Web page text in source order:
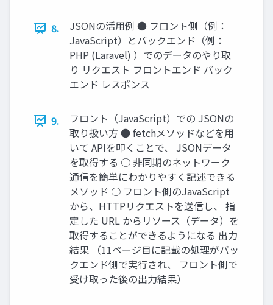
8.
JSONの活用例 ● フロント側（例：
JavaScript）とバックエンド（例：
PHP (Laravel) ）でのデータのやり取
り リクエスト フロントエンド バック
エンド レスポンス
9.
フロント（JavaScript）での JSONの
取り扱い方 ● fetchメソッドなどを用
いて APIを叩くことで、 JSONデータ
を取得する ○ 非同期のネットワーク
通信を簡単にわかりやすく記述できる
メソッド ○ フロント側のJavaScript
から、HTTPリクエストを送信し、 指
定した URL からリソース（データ）を
取得することができるようになる 出力
結果 （11ページ目に記載の処理がバッ
クエンド側で実行され、 フロント側で
受け取った後の出力結果）